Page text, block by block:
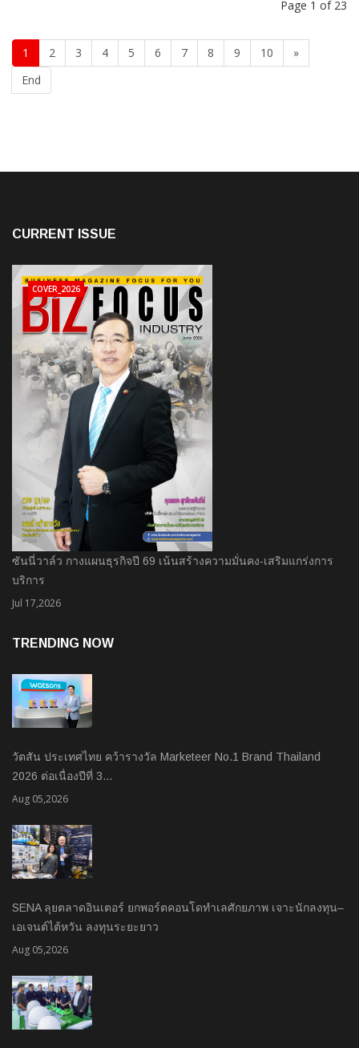
Page 1 of 23
1 2 3 4 5 6 7 8 9 10
»
End
CURRENT ISSUE
ซันนี่วาล์ว กางแผนธุรกิจปี 69 เน้นสร้างความมั่นคง-เสริมแกร่งการ
บริการ
Jul 17,2026
COVER_2026
TRENDING NOW
วัตสัน ประเทศไทย คว้ารางวัล Marketeer No.1 Brand Thailand
2026 ต่อเนื่องปีที่ 3…
Aug 05,2026
SENA ลุยตลาดอินเตอร์ ยกพอร์ตคอนโดทำเลศักยภาพ เจาะนักลงทุน–
เอเจนต์ไต้หวัน ลงทุนระยะยาว
Aug 05,2026